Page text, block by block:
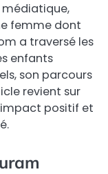
médiatique,
femme dont
a traversé les
enfants
son parcours
revient sur
positif et